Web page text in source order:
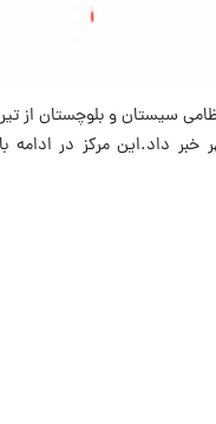
سیستان و بلوچستان از
خبر داد.این مرکز در